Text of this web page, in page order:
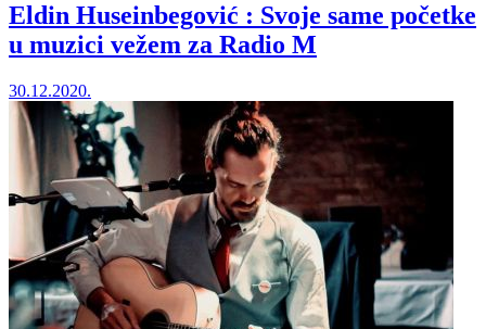
Eldin Huseinbegović : Svoje same početke
u muzici vežem za Radio M
30.12.2020.